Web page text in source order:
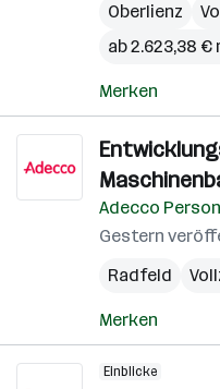
Oberlienz
ab 2.623,38
Merken
Adecco
Gestern
Radfeld
Merken
Einblicke